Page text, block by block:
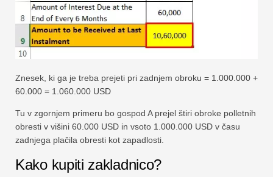
Znesek, ki ga je treba prejeti pri zadnjem obroku = 1.000.000 +
60.000 = 1.060.000 USD
Tu v zgornjem primeru bo gospod A prejel štiri obroke polletnih
obresti v višini 60.000 USD in vsoto 1.000.000 USD v času
zadnjega plačila obresti kot zapadlosti.
Kako kupiti zakladnico?